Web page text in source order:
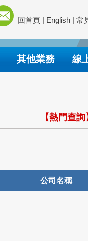
回首頁 | English | 常
其他業務 線
【熱門查
公司名稱